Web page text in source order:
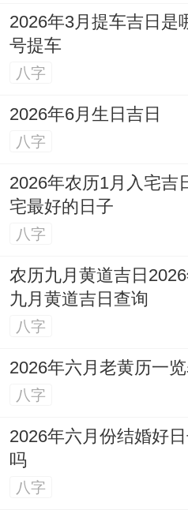
的马阿姨;自创了“饮食
物随便吃、黄色食物适
吃.配合每天半小时的
在正月体检时没料到达
心理健康同样重大 某
伯;正月里开始每天记
后整个人焕然一新.记住
抑” -有位职场妈妈马
跑;
成功化解了工作家庭双
似不难搞,贵在坚持。
预防胜于治疗，有位做
正月里许多老客户原
脑血管疾病。
看建议大家保持规律作
马哥；坚持每天午睡
2026年3月提车吉日是
号提车
八字
2026年6月生日吉日
八字
2026年农历1月入宅吉
宅最好的日子
八字
农历九月黄道吉日
九月黄道吉日查询
八字
2026年六月老黄历一
八字
2026年六月份结婚好
吗
八字